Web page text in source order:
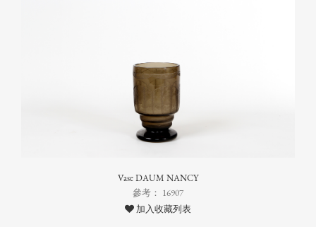
Vase DAUM NANCY
參考： 16907
加入收藏列表